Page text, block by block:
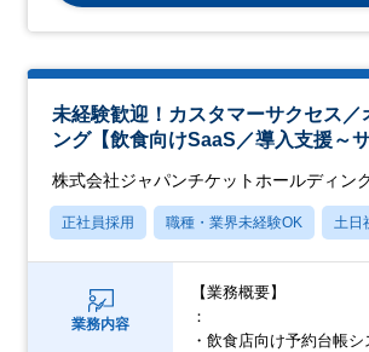
未経験歓迎！カスタマーサクセス／
ング【飲食向けSaaS／導入支援～サ
株式会社ジャパンチケットホールディン
正社員採用 職種・業界未経験OK 土日
業務内容
【業務概要】
：
・飲食店向け予約台帳シ